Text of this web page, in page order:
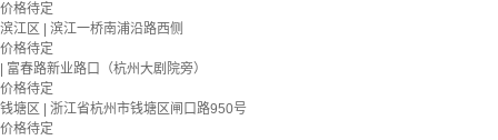
价格待定
滨江区 | 滨江一桥南浦沿路西侧
价格待定
| 富春路新业路口（杭州大剧院旁）
价格待定
钱塘区 | 浙江省杭州市钱塘区闸口路950号
价格待定